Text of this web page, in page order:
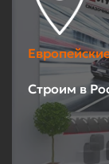
Строим в